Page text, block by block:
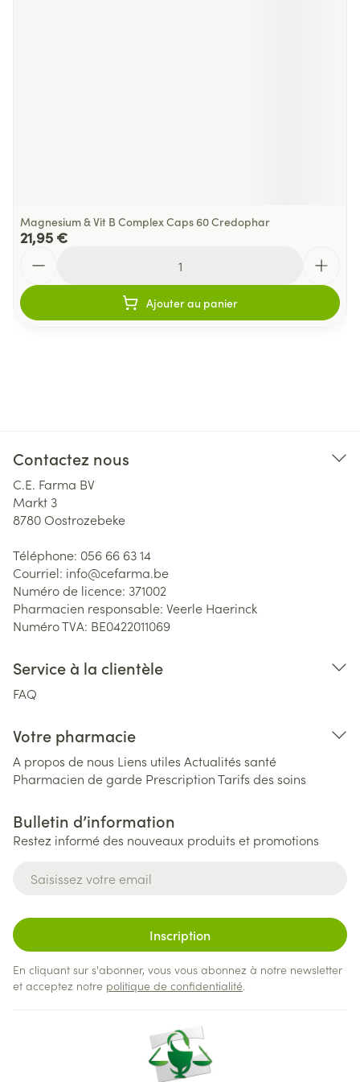
Magnesium & Vit B Complex Caps 60 Credophar
21,95 €
Ajouter au panier
Contactez nous
C.E. Farma BV
Markt 3
8780Oostrozebeke
Téléphone: 056 66 63 14
Courriel: info@cefarma.be
Numéro de licence: 371002
Pharmacien responsable: Veerle Haerinck
Numéro TVA: BE0422011069
Service à la clientèle
FAQ
Votre pharmacie
A propos de nous Liens utiles Actualités santé
Pharmacien de garde PrescriptionTarifs des soins
Bulletin d’information
Restez informé des nouveaux produits et promotions
Inscription
En cliquant sur s'abonner, vous vous abonnez à notre newsletter
et acceptez notre politique de confidentialité.